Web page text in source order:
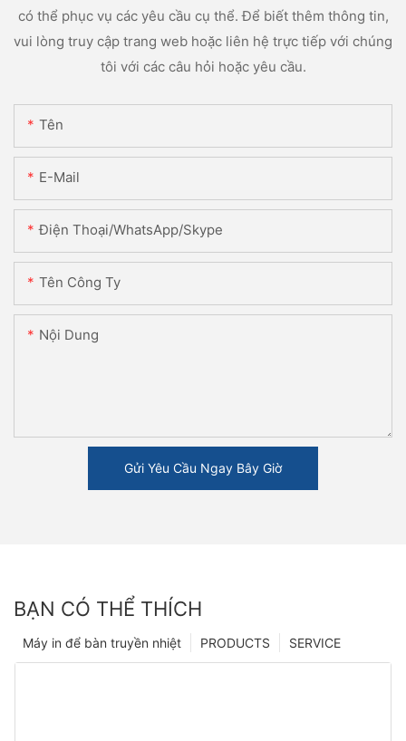
có thể phục vụ các yêu cầu cụ thể. Để biết thêm thông tin,
vui lòng truy cập trang web hoặc liên hệ trực tiếp với chúng
tôi với các câu hỏi hoặc yêu cầu.
Tên
E-Mail
Điện Thoại/WhatsApp/Skype
Tên Công Ty
Nội Dung
Gửi Yêu Cầu Ngay Bây Giờ
BẠN CÓ THỂ THÍCH
SERVICE
PRODUCTS
Máy in để bàn truyền nhiệt